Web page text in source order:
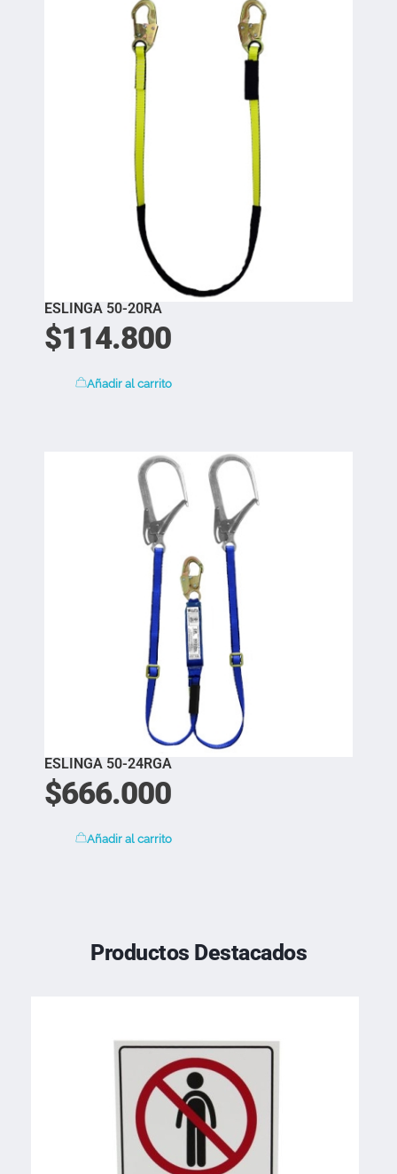
ESLINGA 50-20RA
$114.800
Añadir al carrito
ESLINGA 50-24RGA
$666.000
Añadir al carrito
Productos Destacados